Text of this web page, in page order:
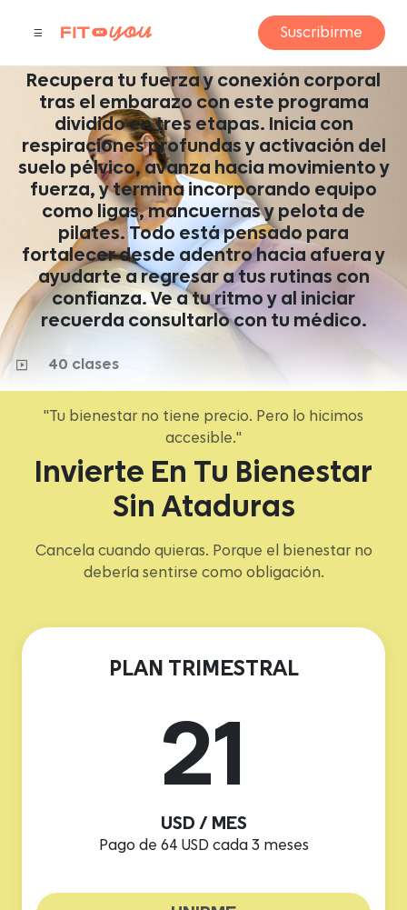
Suscribirme
POSPARTO
by Lucil Del Bosque
Recupera tu fuerza y conexión corporal
tras el embarazo con este programa
dividido en tres etapas. Inicia con
respiraciones profundas y activación del
suelo pélvico, avanza hacia movimiento y
fuerza, y termina incorporando equipo
como ligas, mancuernas y pelota de
pilates. Todo está pensado para
fortalecer desde adentro hacia afuera y
ayudarte a regresar a tus rutinas con
confianza. Ve a tu ritmo y al iniciar
recuerda consultarlo con tu médico.
40 clases
"Tu bienestar no tiene precio. Pero lo hicimos
accesible."
Invierte En Tu Bienestar
Sin Ataduras
Cancela cuando quieras. Porque el bienestar no
debería sentirse como obligación.
PLAN TRIMESTRAL
21
USD / MES
Pago de 64 USD cada 3 meses